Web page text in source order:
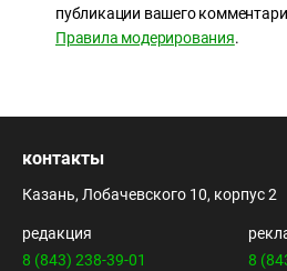
публикации вашего
Правила модерирования.
контакты
Казань, Лобачевского 10, корпус 2
редакция
8 (843) 238-39-01
8